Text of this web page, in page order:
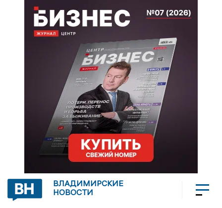
ВЛАДИМИРСКИЕ
НОВОСТИ